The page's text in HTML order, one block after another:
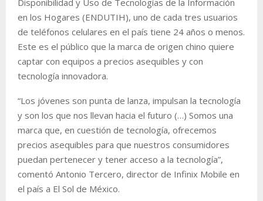
en los Hogares (ENDUTIH), uno de cada tres usuarios
de teléfonos celulares en el país tiene 24 años o menos.
Este es el público que la marca de origen chino quiere
captar con equipos a precios asequibles y con
tecnología innovadora.
“Los jóvenes son punta de lanza, impulsan la tecnología
y son los que nos llevan hacia el futuro (…) Somos una
marca que, en cuestión de tecnología, ofrecemos
precios asequibles para que nuestros consumidores
puedan pertenecer y tener acceso a la tecnología”,
comentó Antonio Tercero, director de Infinix Mobile en
el país a El Sol de México.